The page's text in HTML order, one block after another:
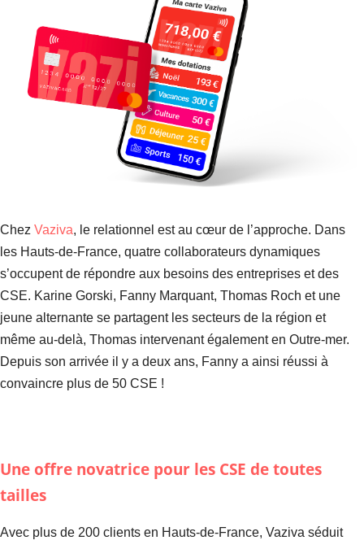
Chez Vaziva, le relationnel est au cœur de l’approche. Dans
les Hauts-de-France, quatre collaborateurs dynamiques
s’occupent de répondre aux besoins des entreprises et des
CSE. Karine Gorski, Fanny Marquant, Thomas Roch et une
jeune alternante se partagent les secteurs de la région et
même au-delà, Thomas intervenant également en Outre-mer.
Depuis son arrivée il y a deux ans, Fanny a ainsi réussi à
convaincre plus de 50 CSE !
Une offre novatrice pour les CSE de toutes
tailles
Avec plus de 200 clients en Hauts-de-France, Vaziva séduit